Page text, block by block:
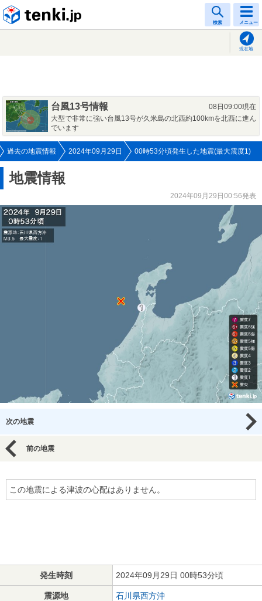
検索 メニュー
現在地
台風13号情報
08日09:00現在
大型で非常に強い台風13号が久米島の北西約100kmを北西に進ん
でいます
過去の地震情報 2024年09月29日 00時53分頃発生した地震(最大震度1)
地震情報
2024年09月29日00:56発表
次の地震
前の地震
この地震による津波の心配はありません。
発生時刻 2024年09月29日 00時53分頃
震源地 石川県西方沖